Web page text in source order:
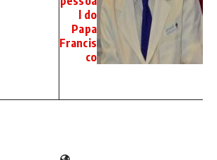
l do
Papa
Francis
co